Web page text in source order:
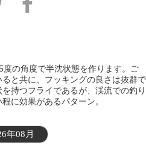
の角度で半沈状態を作ります。ご
と共に、フッキングの良さは抜群で
持つフライであるが、渓流での釣り
に効果があるパターン。
年08月